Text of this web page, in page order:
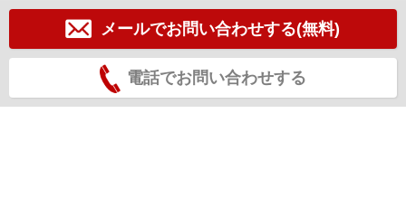
メールでお問い合わせする(無料)
電話でお問い合わせする